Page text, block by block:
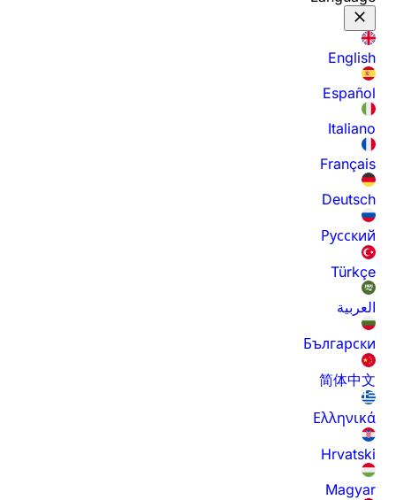
English
Español
Italiano
Français
Deutsch
Русский
Türkçe
العربية
Български
简体中文
Ελληνικά
Hrvatski
Magyar